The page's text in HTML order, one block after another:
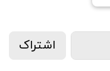
اشتراک